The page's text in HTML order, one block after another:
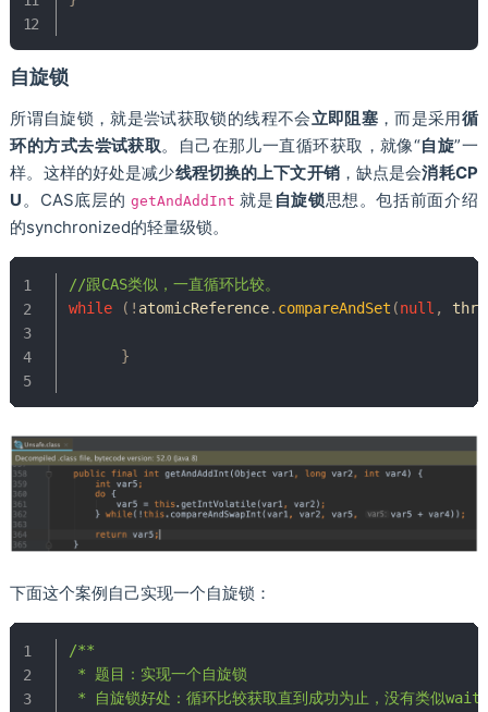
⾃旋锁
所谓⾃旋锁，就是尝试获取锁的线程不会⽴即阻塞，⽽是采⽤循
环的⽅式去尝试获取。⾃⼰在那⼉⼀直循环获取，就像“⾃旋”⼀
样。这样的好处是减少线程切换的上下⽂开销，缺点是会消耗CP
U 。CAS底层的 getAndAddInt 就是 ⾃旋锁思想。包括前面介绍
的synchronized的轻量级锁。
//跟CAS类似，⼀直循环⽐较。
while
( ! atomicReference. compareAndSet (null ,
}
下面这个案例自己实现一个自旋锁：
/**
* 题目：实现一个自旋锁
* 自旋锁好处：循环比较获取直到成功为止，没有类似wait